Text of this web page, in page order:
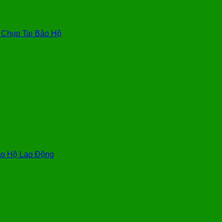
Chụp Tai Bảo Hộ
Hộ Lao Động